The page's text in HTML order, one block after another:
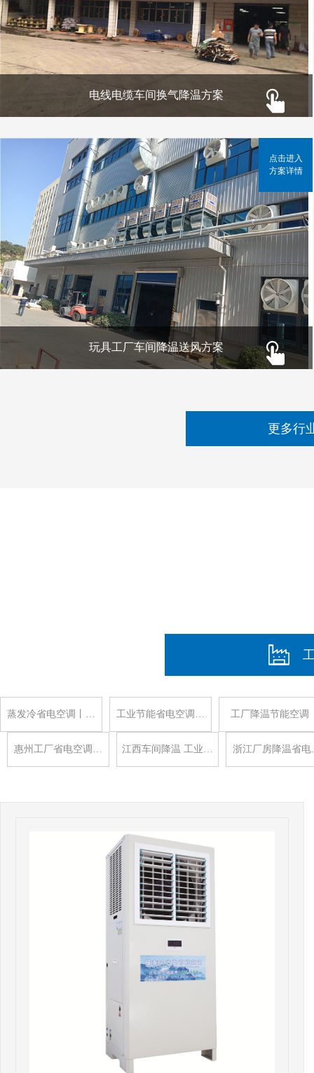
电线电缆车间换气降温方案
玩具工厂车间降温送风方案
点击进入
方案详情
更多行
蒸发冷省电空调丨… 工业节能省电空调… 工厂降温节能空调
惠州工厂省电空调… 江西车间降温 工业… 浙江厂房降温省